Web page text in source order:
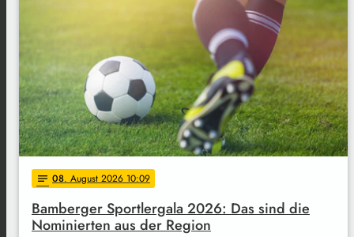
notes 08. August 2026 10:09
Bamberger Sportlergala 2026: Das sind die
Nominierten aus der Region